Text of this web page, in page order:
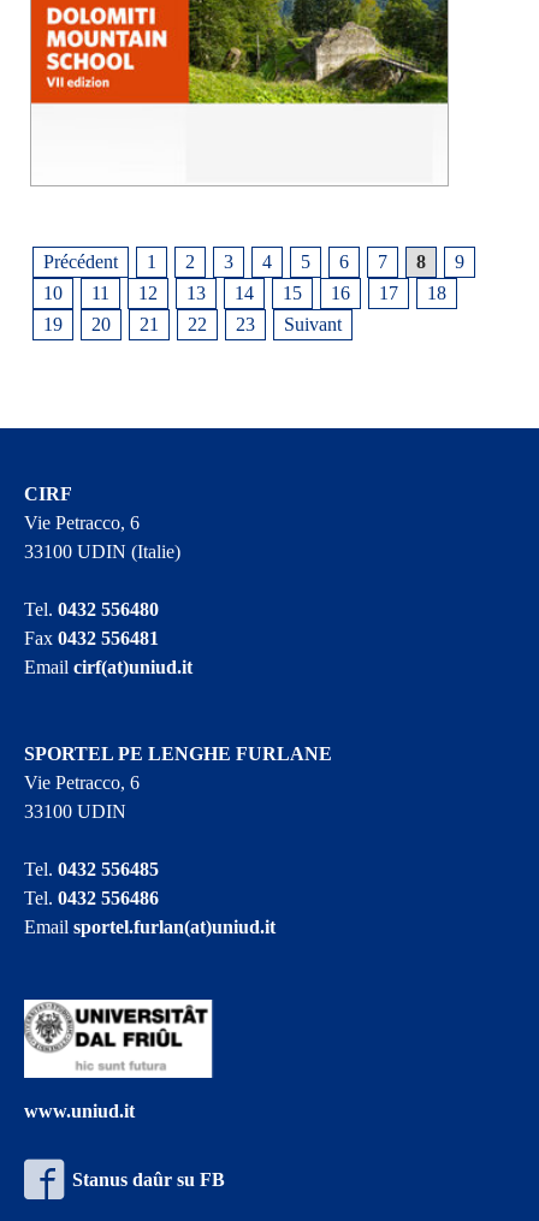
Précédent 1 2 3 4 5 6 7 8
9
10
11 12 13 14 15 16 17
18
19
20 21 22 23 Suivant
CIRF
Vie Petracco, 6
33100 UDIN (Italie)
Tel.0432 556480
Fax0432 556481
Emailcirf(at)uniud.it
SPORTEL PE LENGHE FURLANE
Vie Petracco, 6
33100 UDIN
Tel.0432 556485
Tel.0432 556486
Emailsportel.furlan(at)uniud.it
www.uniud.it
Stanus daûr su FB